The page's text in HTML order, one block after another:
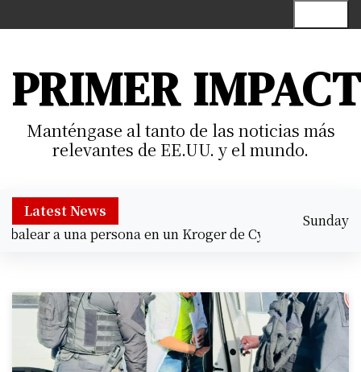
k
PRIMER
Manténgase al tanto de las noticias más
relevantes de EE.UU. y el mundo.
Latest News
a una persona en un Kroger de Cypress |
Prisión
Sunday